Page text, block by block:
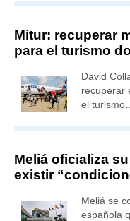
Mitur: recuperar
para el turismo
David
recuperar
el
Meliá oficializa
existir
Meliá se
española